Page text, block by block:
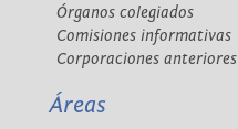
Órganos colegiados
Comisiones informativas
Corporaciones anteriores
Áreas